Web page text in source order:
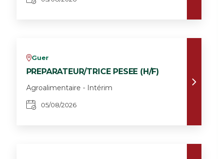
vGuer
PREPARATEUR/TRICE PESEE (H/F)
Agroalimentaire - Intérim
05/08/2026